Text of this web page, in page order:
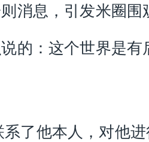
消息，引发米圈围
的：这个世界是有
系了他本人，对他